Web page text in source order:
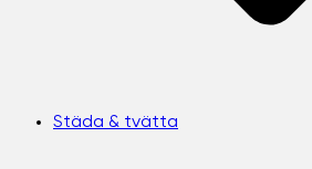
Städa & tvätta